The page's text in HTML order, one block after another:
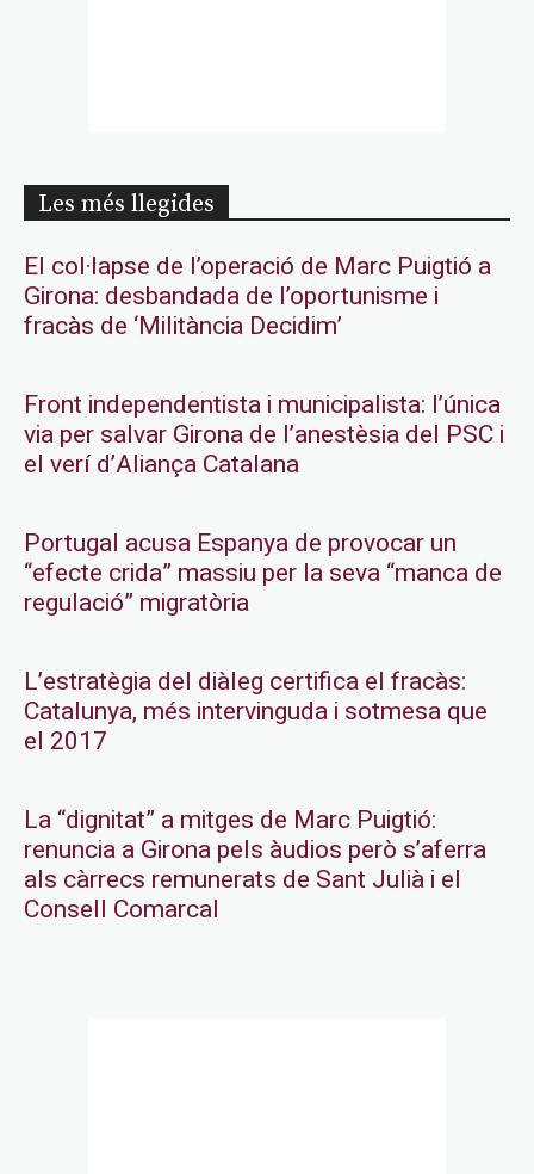
Les més llegides
El col·lapse de l’operació de Marc Puigtió a
Girona: desbandada de l’oportunisme i
fracàs de ‘Militància Decidim’
Front independentista i municipalista: l’única
via per salvar Girona de l’anestèsia del PSC i
el verí d’Aliança Catalana
Portugal acusa Espanya de provocar un
“efecte crida” massiu per la seva “manca de
regulació” migratòria
L’estratègia del diàleg certifica el fracàs:
Catalunya, més intervinguda i sotmesa que
el 2017
La “dignitat” a mitges de Marc Puigtió:
renuncia a Girona pels àudios però s’aferra
als càrrecs remunerats de Sant Julià i el
Consell Comarcal